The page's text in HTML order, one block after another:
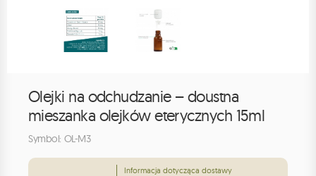
Olejki na odchudzanie – doustna
mieszanka olejków eterycznych 15ml
Symbol: OL-M3
Informacja dotycząca dostawy